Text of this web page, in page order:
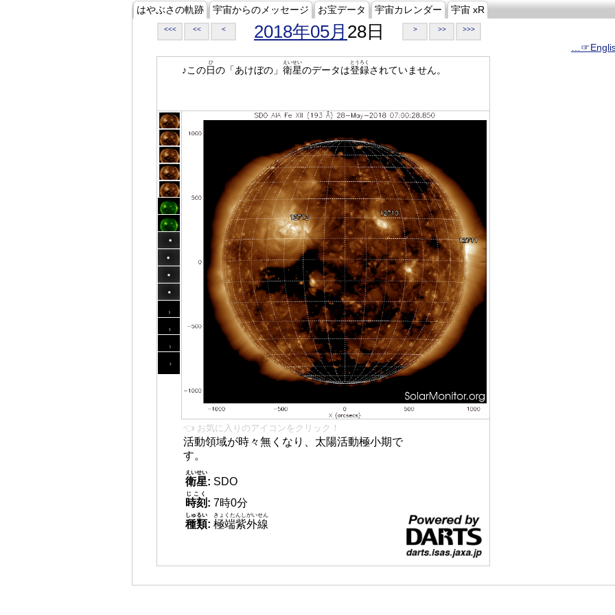
はやぶさの軌跡 宇宙からのメッセージ お宝データ 宇宙カレンダー 宇宙 xR
<<< << < 2018年05月 28日 > >> >>>
♪この日
ひ
の「あけぼの」 衛星
えいせい
のデータは登録
とうろく
されていません。
👈 お気に入りのアイコンをクリック！
活動領域が時々無くなり、太陽活動極小期で
す。
衛星
えいせい
: SDO
時刻
じこく
: 7時0分
種類
しゅるい
: 極端紫外線
きょくたんしがいせん